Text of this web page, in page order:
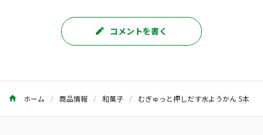
コメントを書く
ホーム 商品情報 和菓子 むぎゅっと押しだす水ようかん 5本